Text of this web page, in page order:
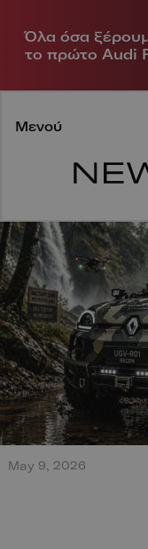
Όλα όσα
το πρώτο Audi
Μενού
Μενού
Τεράστια
May 9, 2026